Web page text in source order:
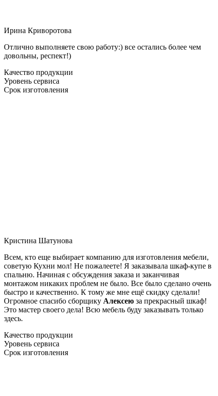
Ирина Криворотова
Отлично выполняете свою работу:) все остались более чем
довольны, респект!)
Качество продукции
Уровень сервиса
Срок изготовления
Кристина Шатунова
Всем, кто еще выбирает компанию для изготовления мебели,
советую Кухни мол! Не пожалеете! Я заказывала шкаф-купе в
спальню. Начиная с обсуждения заказа и заканчивая
монтажом никаких проблем не было. Все было сделано очень
быстро и качественно. К тому же мне ещё скидку сделали!
Огромное спасибо сборщику Алексею за прекрасный шкаф!
Это мастер своего дела! Всю мебель буду заказывать только
здесь.
Качество продукции
Уровень сервиса
Срок изготовления